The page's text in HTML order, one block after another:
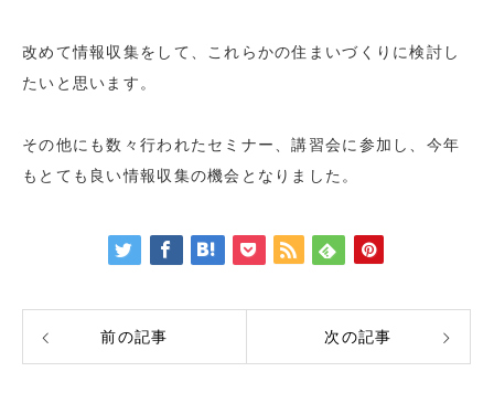
改めて情報収集をして、これらかの住まいづくりに検討し
たいと思います。
その他にも数々行われたセミナー、講習会に参加し、今年
もとても良い情報収集の機会となりました。
前の記事 次の記事